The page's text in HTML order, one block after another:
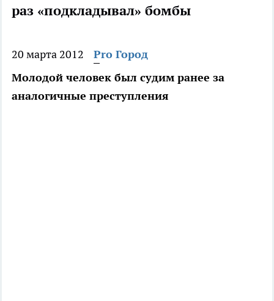
раз «подкладывал» бомбы
20 марта 2012
Pro Город
Молодой человек был судим ранее за
аналогичные преступления